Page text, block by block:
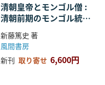
清朝皇帝とモンゴル僧 :
清朝前期のモンゴル統治
と仏教政策
新藤篤史 著
風間書房
新刊 取り寄せ 6,600円